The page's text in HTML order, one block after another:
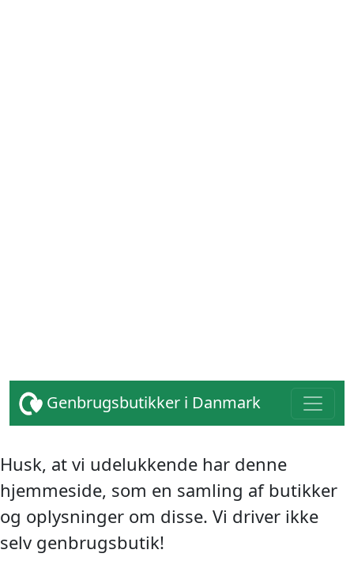
Genbrugsbutikker i Danmark
Husk, at vi udelukkende har denne
hjemmeside, som en samling af butikker
og oplysninger om disse. Vi driver ikke
selv genbrugsbutik!